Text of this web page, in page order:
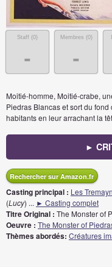
Staff (0)
-
Membres (0)
-
Moitié-homme, Moitié-crabe,
Piedras Blancas et sort du
habitants en leur arrachant la
►
Rechercher sur Amazon.fr
Casting principal : Les
(Lucy) ... ► Casting complet
Titre Original : The Monster of
Oeuvre : The Monster of
Thèmes abordés: Créatures